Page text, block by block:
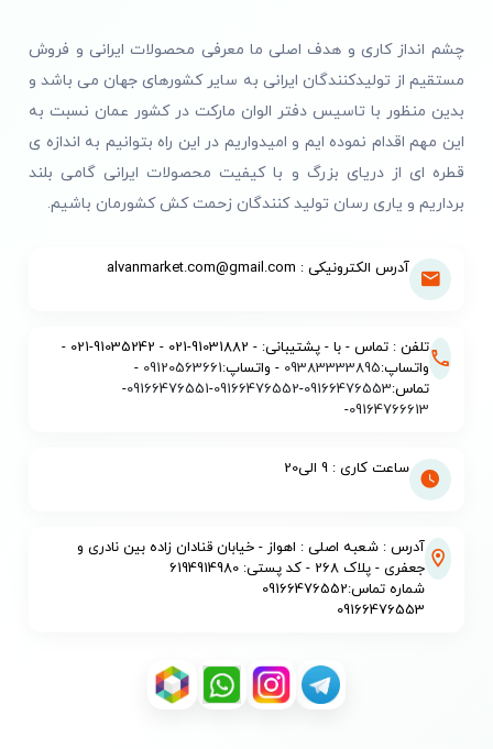
چشم انداز کاری و هدف اصلی ما معرفی محصولات ایرانی و فروش
مستقیم از تولیدکنندگان ایرانی به سایر کشورهای جهان می باشد و
بدین منظور با تاسیس دفتر الوان مارکت در کشور عمان نسبت به
این مهم اقدام نموده ایم و امیدواریم در این راه بتوانیم به اندازه ی
قطره ای از دریای بزرگ و با کیفیت محصولات ایرانی گامی بلند
برداریم و یاری رسان تولید کنندگان زحمت کش کشورمان باشیم.
آدرس الکترونیکی : alvanmarket.com@gmail.com
تلفن : تماس - با - پشتیبانی: - 91031882-021 - 91035242-021 -
واتساپ:09383333895 - واتساپ:09120563661
-
تماس:09166476553
-
09166476552
-
09166476551
-
09164766613
-
ساعت کاری : 9 الی20
آدرس : شعبه اصلی : اهواز - خیابان قنادان زاده بین نادری و
جعفری - پلاک 268 - کد پستی: 6194914980
شماره تماس:09166476552
09166476553